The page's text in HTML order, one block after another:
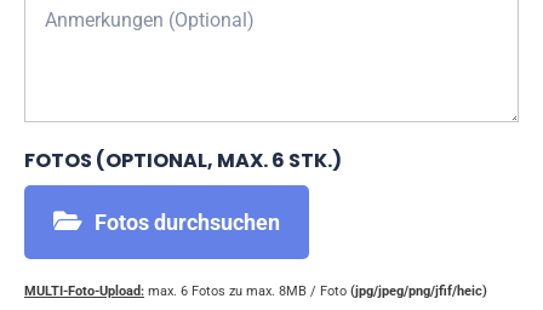
FOTOS (OPTIONAL, MAX. 6 STK.)
Fotos durchsuchen
MULTI-Foto-Upload: max. 6 Fotos zu max. 8MB / Foto (jpg/jpeg/png/jfif/heic)